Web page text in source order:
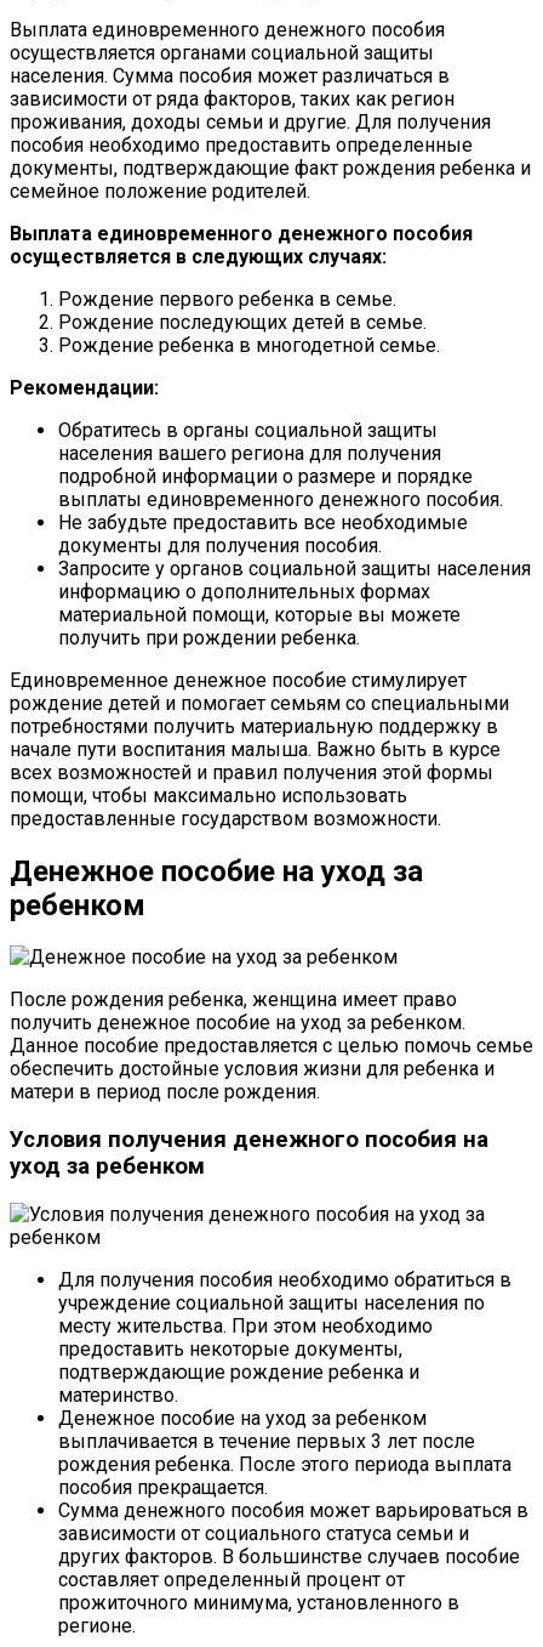
Выплата единовременного денежного пособия
осуществляется органами социальной защиты
населения. Сумма пособия может различаться в
зависимости от ряда факторов, таких как регион
проживания, доходы семьи и другие. Для получения
пособия необходимо предоставить определенные
документы, подтверждающие факт рождения ребенка и
семейное положение родителей.
Выплата единовременного денежного пособия
осуществляется в следующих случаях:
Рождение первого ребенка в семье.
Рождение последующих детей в семье.
Рождение ребенка в многодетной семье.
Рекомендации:
Обратитесь в органы социальной защиты
населения вашего региона для получения
подробной информации о размере и порядке
выплаты единовременного денежного пособия.
Не забудьте предоставить все необходимые
документы для получения пособия.
Запросите у органов социальной защиты населения
информацию о дополнительных формах
материальной помощи, которые вы можете
получить при рождении ребенка.
Единовременное денежное пособие стимулирует
рождение детей и помогает семьям со специальными
потребностями получить материальную поддержку в
начале пути воспитания малыша. Важно быть в курсе
всех возможностей и правил получения этой формы
помощи, чтобы максимально использовать
предоставленные государством возможности.
Денежное пособие на уход за
ребенком
После рождения ребенка, женщина имеет право
получить денежное пособие на уход за ребенком.
Данное пособие предоставляется с целью помочь семье
обеспечить достойные условия жизни для ребенка и
матери в период после рождения.
Условия получения денежного пособия на
уход за ребенком
Для получения пособия необходимо обратиться в
учреждение социальной защиты населения по
месту жительства. При этом необходимо
предоставить некоторые документы,
подтверждающие рождение ребенка и
материнство.
Денежное пособие на уход за ребенком
выплачивается в течение первых 3 лет после
рождения ребенка. После этого периода выплата
пособия прекращается.
Сумма денежного пособия может варьироваться в
зависимости от социального статуса семьи и
других факторов. В большинстве случаев пособие
составляет определенный процент от
прожиточного минимума, установленного в
регионе.